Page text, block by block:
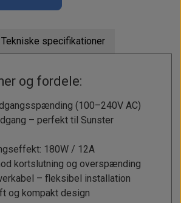
Tekniske specifikationer
og fordele:
(100–240V AC)
– perfekt til Sunster
180W / 12A
kortslutning og overspænding
– fleksibel installation
og kompakt design